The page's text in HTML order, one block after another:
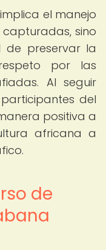
el manejo
sino
de preservar la
por las
Al seguir
del
positiva a
africana a
de